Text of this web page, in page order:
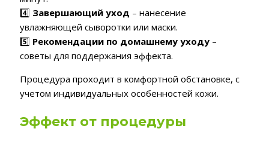
4️⃣ Завершающий уход – нанесение
увлажняющей сыворотки или маски.
5️⃣ Рекомендации по домашнему уходу –
советы для поддержания эффекта.
Процедура проходит в комфортной обстановке, с
учетом индивидуальных особенностей кожи.
Эффект от процедуры